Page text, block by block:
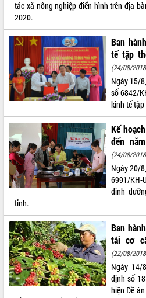
VIDEO
Không có file video nào để phát.
ALBUM ẢNH
LIÊN KẾT WEB
tác xã nông nghiệp điển hình trên địa
2020.
Ban
tế tập
(24/08/
Ngày 15/
số 6842/
kinh tế
Kế
đến
(24/08/
Ngày 20/
6991/KH-
dinh
tỉnh.
Ban
tái cơ
(22/08/
Ngày 14/
định số
hiện Đề